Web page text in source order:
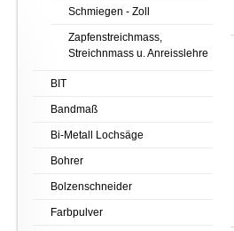
Schmiegen - Zoll
Zapfenstreichmass,
Streichnmass u. Anreisslehre
BIT
Bandmaß
Bi-Metall Lochsäge
Bohrer
Bolzenschneider
Farbpulver